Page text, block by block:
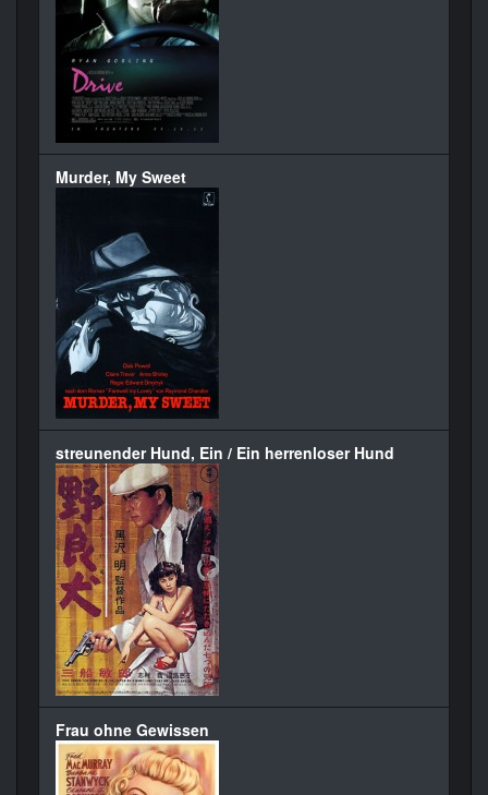
Murder, My Sweet
streunender Hund, Ein / Ein herrenloser Hund
Frau ohne Gewissen